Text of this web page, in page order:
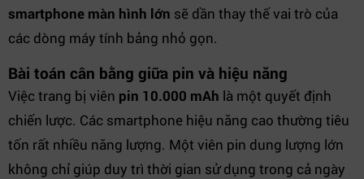
smartphone màn hình lớn sẽ dần thay thế vai trò của
các dòng máy tính bảng nhỏ gọn.
Bài toán cân bằng giữa pin và hiệu năng
Việc trang bị viên pin 10.000 mAh là một quyết định
chiến lược. Các smartphone hiệu năng cao thường tiêu
tốn rất nhiều năng lượng. Một viên pin dung lượng lớn
không chỉ giúp duy trì thời gian sử dụng trong cả ngày